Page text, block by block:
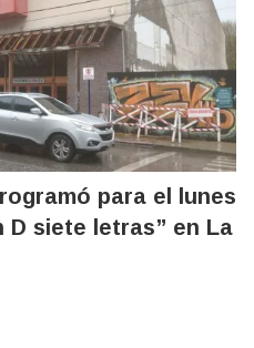
para el lunes
D siete letras” en La